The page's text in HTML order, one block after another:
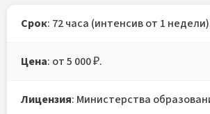
Срок: 72 часа (интенсив от 1
Цена: от 5 000 ₽.
Лицензия: Министерства